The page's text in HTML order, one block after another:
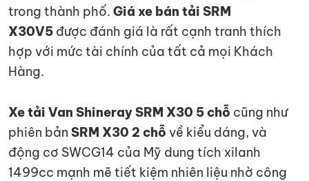
trong thành phố. Giá xe bán tải SRM
X30V5 được đánh giá là rất cạnh tranh thích
hợp với mức tài chính của tất cả mọi Khách
Hàng.
Xe tải Van Shineray SRM X30 5 chỗ cũng như
phiên bản SRM X30 2 chỗ về kiểu dáng, và
động cơ SWCG14 của Mỹ dung tích xilanh
1499cc mạnh mẽ tiết kiệm nhiên liệu nhờ công